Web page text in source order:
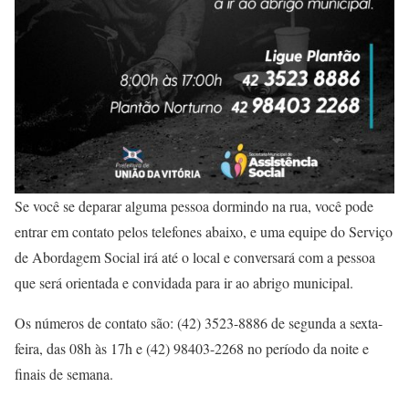
Se você se deparar alguma pessoa dormindo na rua, você pode
entrar em contato pelos telefones abaixo, e uma equipe do Serviço
de Abordagem Social irá até o local e conversará com a pessoa
que será orientada e convidada para ir ao abrigo municipal.
Os números de contato são: (42) 3523-8886 de segunda a sexta-
feira, das 08h às 17h e (42) 98403-2268 no período da noite e
finais de semana.